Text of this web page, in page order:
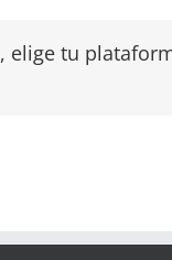
elige tu